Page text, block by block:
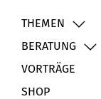
THEMEN
BERATUNG
VORTRÄGE
SHOP